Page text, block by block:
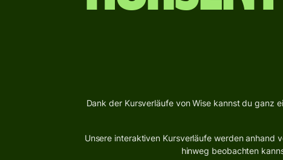
Dank der Kursverläufe von Wise kannst du ganz
Unsere interaktiven Kursverläufe werden anhand
hinweg beobachten